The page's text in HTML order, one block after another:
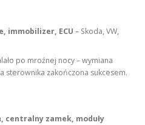
immobilizer, ECU – Skoda, VW,
po mroźnej nocy – wymiana
sterownika zakończona sukcesem.
centralny zamek, moduły